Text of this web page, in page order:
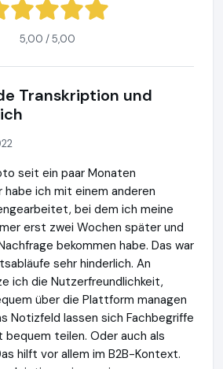
5,00 / 5,00
Transkription und
seit ein paar Monaten
habe ich mit einem anderen
bei dem ich meine
erst zwei Wochen später und
bekommen habe. Das war
sehr hinderlich. An
ich die Nutzerfreundlichkeit,
über die Plattform managen
Notizfeld lassen sich Fachbegriffe
teilen. Oder auch als
hilft vor allem im B2B-Kontext.